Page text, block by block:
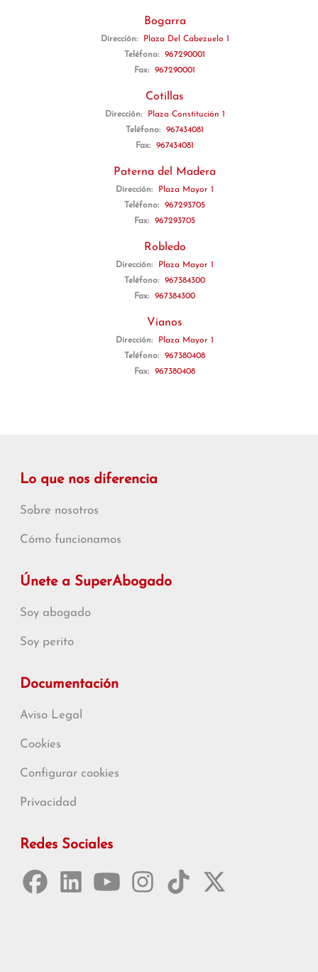
Bogarra
Dirección:
Plaza Del Cabezuelo 1
Teléfono:
967290001
Fax:
967290001
Cotillas
Dirección:
Plaza Constitución 1
Teléfono:
967434081
Fax:
967434081
Paterna del Madera
Dirección:
Plaza Mayor 1
Teléfono:
967293705
Fax:
967293705
Robledo
Dirección:
Plaza Mayor 1
Teléfono:
967384300
Fax:
967384300
Vianos
Dirección:
Plaza Mayor 1
Teléfono:
967380408
Fax:
967380408
Lo que nos diferencia
Sobre nosotros
Cómo funcionamos
Únete a SuperAbogado
Soy abogado
Soy perito
Documentación
Aviso Legal
Cookies
Configurar cookies
Privacidad
Redes Sociales